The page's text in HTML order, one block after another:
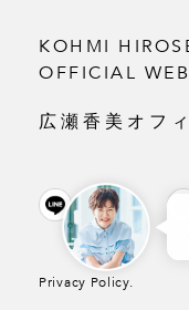
KOHMI
OFFICIAL
広瀬香美オフ
Privacy Policy.